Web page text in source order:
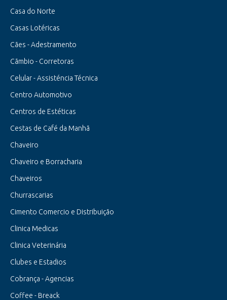
Casa do Norte
Casas Lotéricas
Cães - Adestramento
Cãmbio - Corretoras
Celular - Assisténcia Técnica
Centro Automotivo
Centros de Estéticas
Cestas de Café da Manhã
Chaveiro
Chaveiro e Borracharia
Chaveiros
Churrascarias
Cimento Comercio e Distribuição
Clinica Medicas
Clinica Veterinária
Clubes e Estadios
Cobrança - Agencias
Coffee - Breack